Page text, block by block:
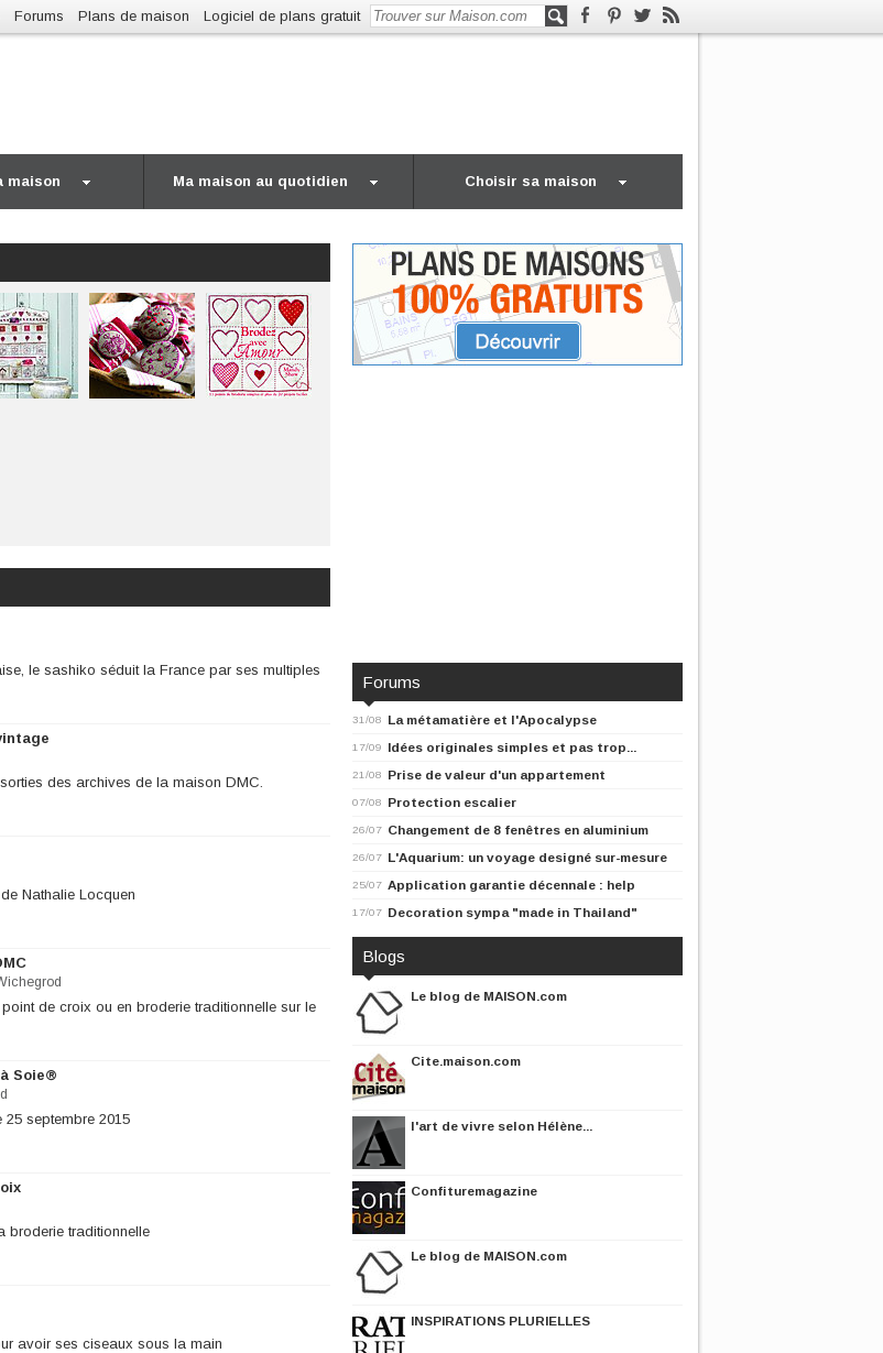
Forums Plans de maison Logiciel de plans gratuit
maison Ma maison au quotidien Choisir sa maison
le sashiko séduit la France par ses multiples
des archives de la maison DMC.
Nathalie Locquen
de croix ou en broderie traditionnelle sur le
Soie®
septembre 2015
broderie traditionnelle
avoir ses ciseaux sous la main
Forums
31/08 La métamatière et l'Apocalypse
17/09 Idées originales simples et pas trop...
21/08 Prise de valeur d'un appartement
07/08 Protection escalier
26/07 Changement de 8 fenêtres en aluminium
26/07 L'Aquarium: un voyage designé sur-mesure
25/07 Application garantie décennale : help
17/07 Decoration sympa "made in Thailand"
Blogs
Le blog de MAISON.com
Cite.maison.com
l'art de vivre selon Hélène...
Confituremagazine
Le blog de MAISON.com
INSPIRATIONS PLURIELLES